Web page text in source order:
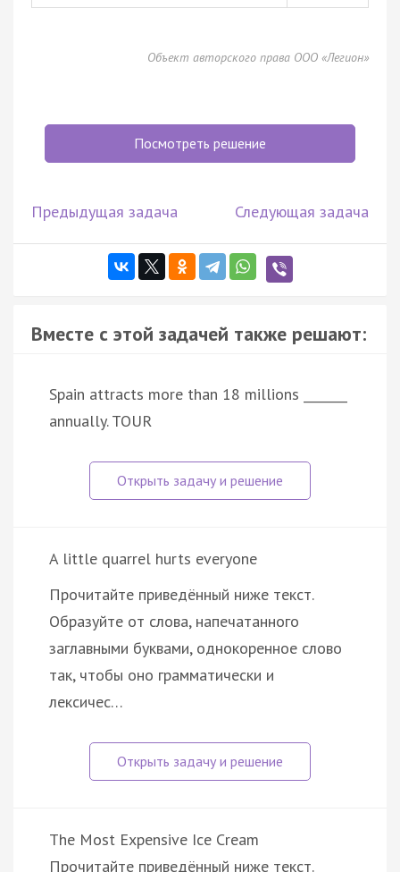
Объект авторского права ООО «Легион»
Посмотреть решение
Предыдущая задача Следующая задача
Вместе с этой задачей также решают:
Spain attracts more than 18 millions _______
annually. TOUR
A little quarrel hurts everyone
Прочитайте приведённый ниже текст.
Образуйте от слова, напечатанного
заглавными буквами, однокоренное слово
так, чтобы оно грамматически и
лексичес…
The Most Expensive Ice Cream
Прочитайте приведённый ниже текст.